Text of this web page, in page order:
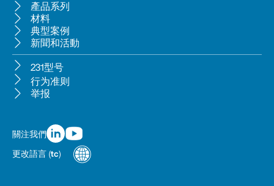
產品系列
材料
典型案例
新聞和活動
231型号
行为准则
举报
關注我們
更改語言 (tc)